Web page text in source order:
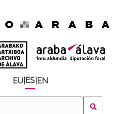
EU ES EN